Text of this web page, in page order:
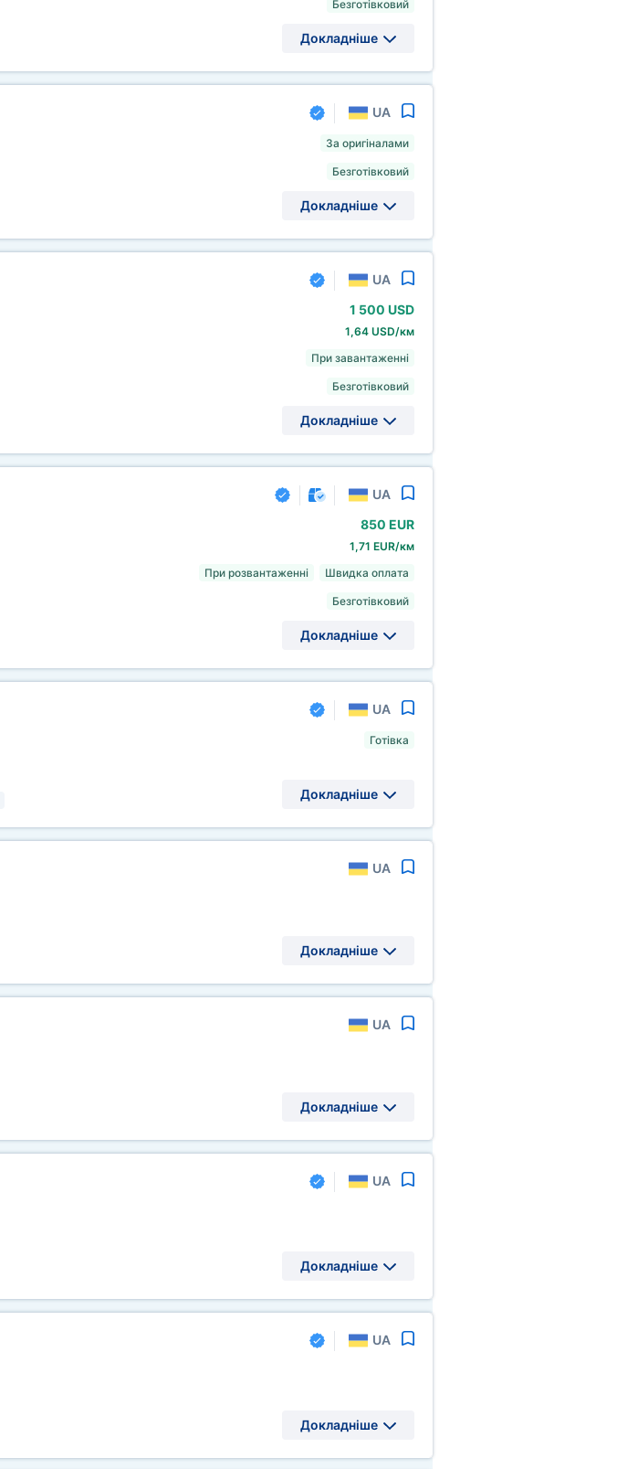
Безготівковий
Докладніше
UA
За оригіналами
Безготівковий
Докладніше
UA
1 500 USD
1,64 USD/км
При завантаженні
Безготівковий
Докладніше
UA
850 EUR
1,71 EUR/км
При розвантаженні
Швидка оплата
Безготівковий
Докладніше
UA
Готівка
Докладніше
UA
Докладніше
UA
Докладніше
UA
Докладніше
UA
Докладніше